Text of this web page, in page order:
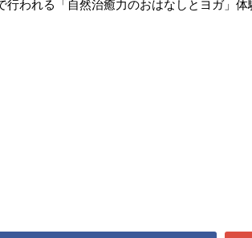
われる「自然治癒力のおはなしとヨガ」